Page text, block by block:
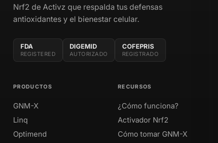
Nrf2 de Activz que respalda tus defensas
antioxidantes y el bienestar celular.
FDA
REGISTERED
DIGEMID
AUTORIZADO
COFEPRIS
REGISTRADO
PRODUCTOS
GNM-X
Linq
Optimend
RECURSOS
¿Cómo funciona?
Activador Nrf2
Cómo tomar GNM-X